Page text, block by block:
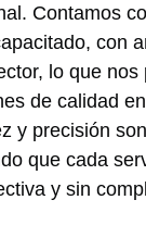
Contamos
con
lo que nos
de calidad
y precisión
que cada
y sin